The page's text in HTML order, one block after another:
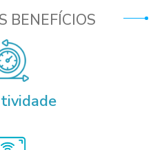
BENEFÍCIOS